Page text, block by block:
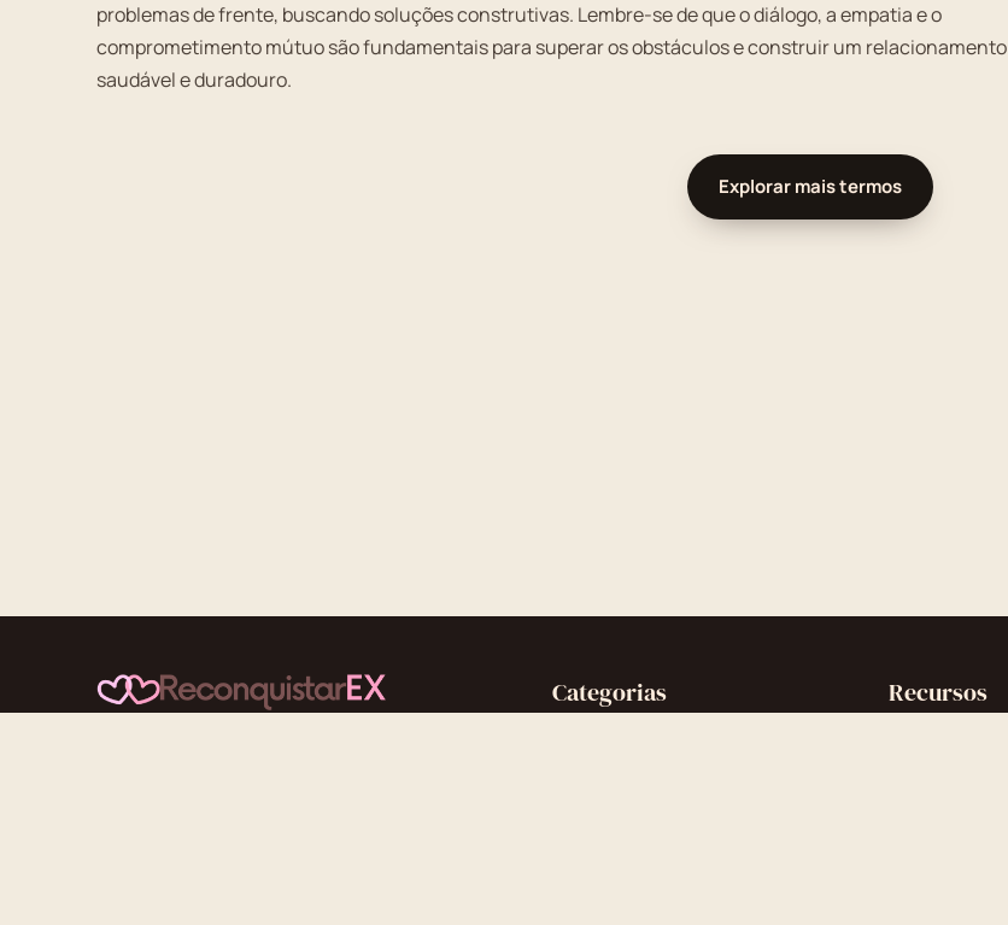
problemas de frente, buscando soluções construtivas. Lembre-se de que o diálogo, a empatia e o
comprometimento mútuo são fundamentais para superar os obstáculos e construir um relacionamento
saudável e duradouro.
Explorar mais termos
Categorias Recursos